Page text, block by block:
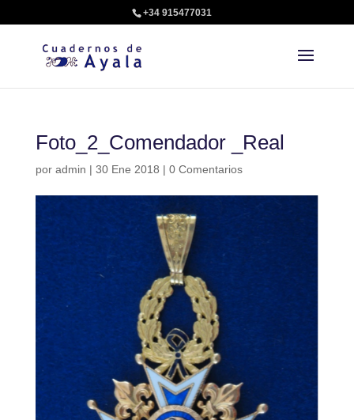
+34 915477031
Foto_2_Comendador _Real
por admin | 30 Ene 2018 | 0 Comentarios